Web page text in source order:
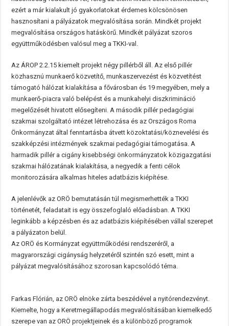
ezért a már kialakult jó gyakorlatokat érdemes kölcsönösen
hasznosítani a pályázatok megvalósítása során. Mindkét projekt
megvalósítása országos hatáskörű. Mindkét pályázat szoros
együttműködésben valósul meg a TKKI-val.
Az ÁROP 2.2.15 kiemelt projekt négy pillérből áll. Az első pillér
közhasznú munkaerő közvetítő, munkaszervezést és közvetítést
támogató hálózat kialakítása a fővárosban és 19 megyében, mely a
munkaerő-piacra való belépést és a munkahelyi diszkrimináció
megelőzését hivatott elősegíteni. A második pillér pedagógiai
szakmai szolgáltató intézet létrehozása és az Országos Roma
Önkormányzat által fenntartásba átvett közoktatási/köznevelési és
szakképzési intézmények szakmai pedagógiai támogatása. A
harmadik pillér a cigány kisebbségi önkormányzatok közigazgatási
szakmai hálózatának kialakítása, a negyedik a fenti célok
monitorozására alkalmas hiteles adatbázis kiépítése.
A jelenlévők az ORÖ bemutatásán túl megismerhették a TKKI
történetét, feladatait is egy összefoglaló előadásban. A TKKI
leginkább a képzésben és az adatbázis kiépítésében vállal szerepet
a pályázaton belül.
Az ORÖ és Kormányzat együttműködési rendszeréről, a
magyarországi cigányság helyzetéről szintén szó esett, mint a
pályázat megvalósításához szorosan kapcsolódó téma.
Farkas Flórián, az ORÖ elnöke zárta beszédével a nyitórendezvényt.
Kiemelte, hogy a Keretmegállapodás megvalósításában kiemelkedő
szerepe van az ORÖ projektjeinek és a különböző programok